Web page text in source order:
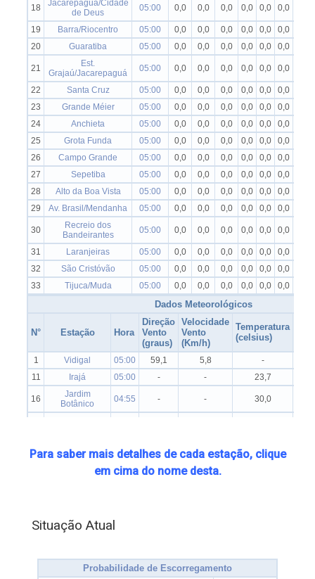
Para saber mais detalhes de cada estação, clique
em cima do nome desta.
Situação Atual